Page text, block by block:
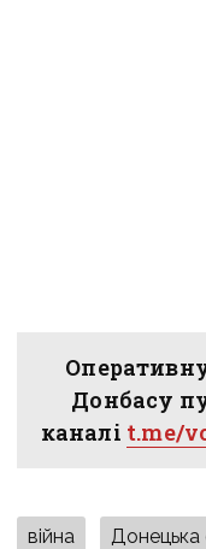
Донбасу
каналі t.me/
війна Донецька